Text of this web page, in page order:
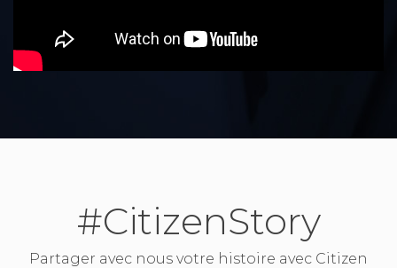
#CitizenStory
Partager avec nous votre histoire avec Citizen